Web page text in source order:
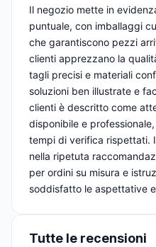
Il negozio mette in
puntuale, con imballaggi
che garantiscono pezzi
clienti apprezzano la
tagli precisi e materiali
soluzioni ben illustrate e
clienti è descritto come
disponibile e
tempi di verifica rispettati.
nella ripetuta
per ordini su misura e
soddisfatto le aspettative
Tutte le recensioni